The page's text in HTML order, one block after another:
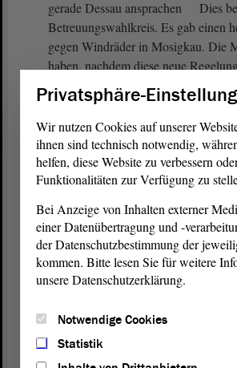
gerade Dessau ansprachen Dies
Betreuungswahlkreis. Es gab einen
gegen Windräder in Mosigkau. Die
haben, nachdem diese neue
eigene Bürgerenergiegenossenschaft
(Zustimmung)
und machen es selbst, weil sie jetzt
ganz persönlich davon profitieren.
(Zuruf von Alexander Räuscher,
der CDU)
Das hat die Bundesregierung
Flaschenhals sind.
Privatsphäre-
Wir nutzen Cookies auf unserer
ihnen sind technisch notwendig,
helfen, diese Website zu verbessern
Funktionalitäten zur Verfügung zu
Bei Anzeige von Inhalten externer
einer Datenübertragung und -
der Datenschutzbestimmung der
kommen. Bitte lesen Sie für weitere
unsere Datenschutzerklärung.
Notwendige Cookies
Statistik